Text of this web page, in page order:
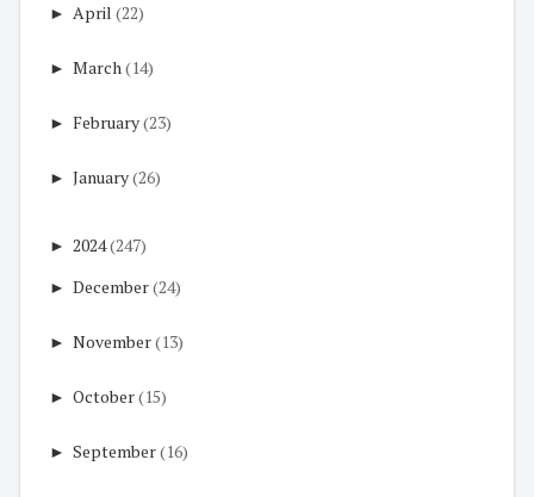
► April (22)
► March(14)
► February(23)
► January(26)
► 2024(247)
► December(24)
► November(13)
► October(15)
► September(16)